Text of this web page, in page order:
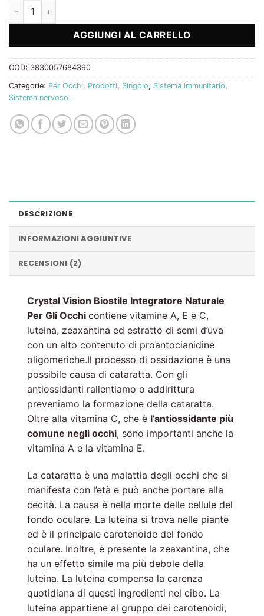
Crystal Vision quantità
AGGIUNGI AL CARRELLO
COD: 3830057684390
Categorie: Per Occhi, Prodotti, Singolo, Sistema immunitario,
Sistema nervoso
DESCRIZIONE
INFORMAZIONI AGGIUNTIVE
RECENSIONI (2)
Crystal Vision Biostile Integratore Naturale
Per Gli Occhi contiene vitamine A, E e C,
luteina, zeaxantina ed estratto di semi d’uva
con un alto contenuto di proantocianidine
oligomeriche.Il processo di ossidazione è una
possibile causa di cataratta. Con gli
antiossidanti rallentiamo o addirittura
preveniamo la formazione della cataratta.
Oltre alla vitamina C, che è l’antiossidante più
comune negli occhi, sono importanti anche la
vitamina A e la vitamina E.
La cataratta è una malattia degli occhi che si
manifesta con l’età e può anche portare alla
cecità. La causa è nella morte delle cellule del
fondo oculare. La luteina si trova nelle piante
ed è il principale carotenoide del fondo
oculare. Inoltre, è presente la zeaxantina, che
ha un effetto simile ma più debole della
luteina. La luteina compensa la carenza
quotidiana di questi ingredienti nel cibo. La
luteina appartiene al gruppo dei carotenoidi,